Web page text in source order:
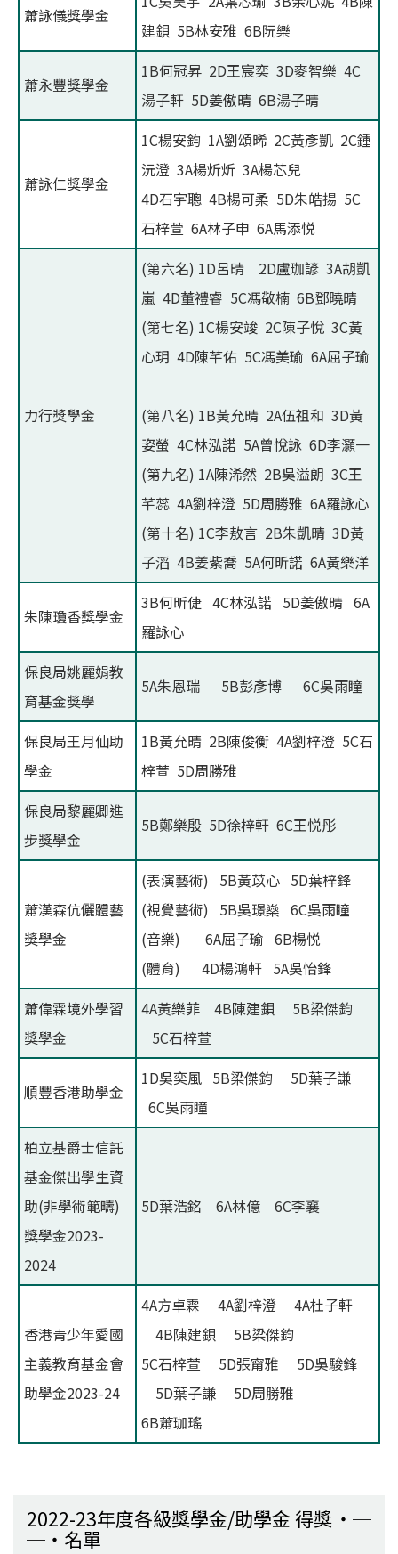
蕭詠儀獎學金
建鋇 5B林安雅 6B阮樂
蕭永豐獎學金
1B何冠昇 2D王宸奕 3D麥智樂 4C
湯子軒 5D姜傲晴 6B湯子晴
蕭詠仁獎學金
1C楊安鈞 1A劉頌晞 2C黃彥凱 2C鍾
沅澄 3A楊炘炘 3A楊芯兒
4D石宇聰 4B楊可柔 5D朱皓揚 5C
石梓萱 6A林子申 6A馬添悦
力行獎學金
(第六名) 1D呂晴 2D盧珈諺 3A胡凱
嵐 4D董禮睿 5C馮敬楠 6B鄧曉晴
(第七名) 1C楊安竣 2C陳子悅 3C黃
心玥 4D陳芊佑 5C馮美瑜 6A屈子瑜
(第八名) 1B黃允晴 2A伍祖和 3D黃
姿螢 4C林泓諾 5A曾悅詠 6D李灝一
(第九名) 1A陳浠然 2B吳溢朗 3C王
芊蕊 4A劉梓澄 5D周勝雅 6A羅詠心
(第十名) 1C李敖言 2B朱凱晴 3D黃
子滔 4B姜紫喬 5A何昕諾 6A黃樂洋
朱陳瓊香獎學金
3B何昕倢 4C林泓諾 5D姜傲晴 6A
羅詠心
保良局姚麗娟教
育基金獎學
5A朱恩瑞 5B彭彥博 6C吳雨瞳
保良局王月仙助
學金
1B黃允晴 2B陳俊衡 4A劉梓澄 5C石
梓萱 5D周勝雅
保良局黎麗卿進
步獎學金
5B鄭樂殷 5D徐梓軒 6C王悦彤
蕭漢森伉儷體藝
獎學金
(表演藝術) 5B黃苡心 5D葉梓鋒
(視覺藝術) 5B吳璟燊 6C吳雨瞳
(音樂) 6A屈子瑜 6B楊悦
(體育) 4D楊鴻軒 5A吳怡鋒
蕭偉霖境外學習
獎學金
4A黃樂菲 4B陳建鋇 5B梁傑鈞
5C石梓萱
順豐香港助學金
1D吳奕風 5B梁傑鈞 5D葉子謙
6C吳雨瞳
柏立基爵士信託
基金傑出學生資
助(非學術範疇)
獎學金2023-
2024
5D葉浩銘 6A林億 6C李襄
香港青少年愛國
主義教育基金會
助學金2023-24
4A方卓霖 4A劉梓澄 4A杜子軒
4B陳建鋇 5B梁傑鈞
5C石梓萱 5D張甯雅 5D吳駿鋒
5D葉子謙 5D周勝雅
6B蕭珈瑤
2022-23年度各級獎學金/助學金 得獎
名單